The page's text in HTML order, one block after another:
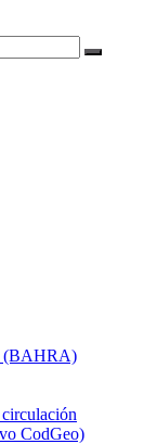
(BAHRA)
CodGeo)